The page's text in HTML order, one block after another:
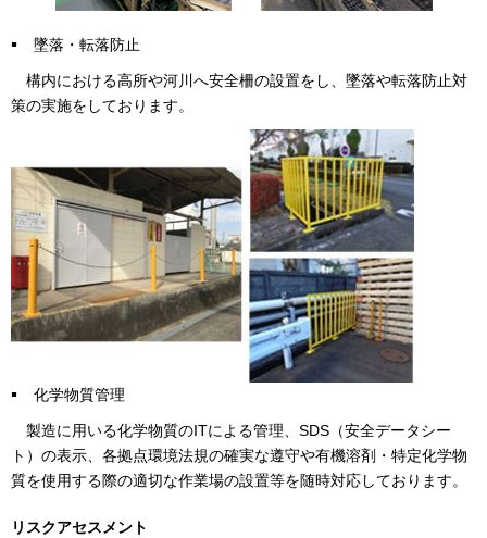
墜落・転落防止
構内における高所や河川へ安全柵の設置をし、墜落や転落防止対
策の実施をしております。
化学物質管理
製造に用いる化学物質のITによる管理、SDS（安全データシー
ト）の表示、各拠点環境法規の確実な遵守や有機溶剤・特定化学物
質を使用する際の適切な作業場の設置等を随時対応しております。
リスクアセスメント